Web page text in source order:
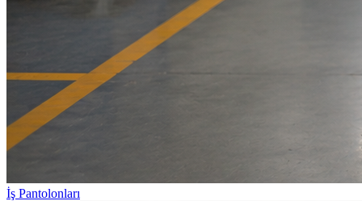
İş Pantolonları